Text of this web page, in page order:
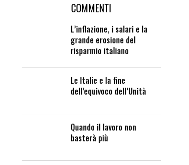
COMMENTI
L’inflazione, i salari e la
grande erosione del
risparmio italiano
Le Italie e la fine
dell’equivoco dell’Unità
Quando il lavoro non
basterà più